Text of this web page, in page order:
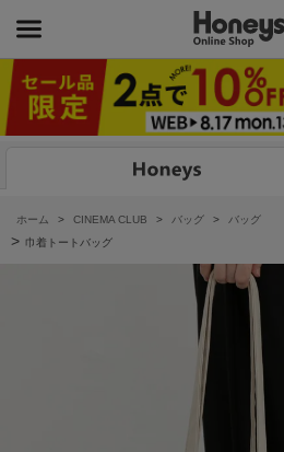
ホーム > CINEMA CLUB > バッグ > バッグ
> 巾着トートバッグ